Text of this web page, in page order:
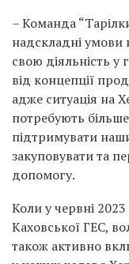
– Команда
надскладні умови
свою діяльність
від концепції
адже ситуація на
потребують
підтримувати
закуповувати та
допомогу.
Коли у червні
Каховської ГЕС,
також активно